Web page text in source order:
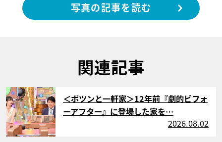
写真の記事を読む
関連記事
サムネイル
＜ポツンと一軒家＞12年前『劇的ビフォ
ーアフター』に登場した家を…
2026.08.02